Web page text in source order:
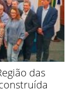
das